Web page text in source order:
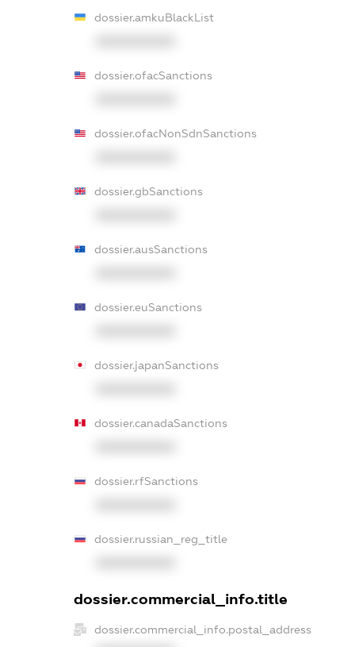
dossier.amkuBlackList
dossier.ofacSanctions
dossier.ofacNonSdnSanctions
dossier.gbSanctions
dossier.ausSanctions
dossier.euSanctions
dossier.japanSanctions
dossier.canadaSanctions
dossier.rfSanctions
dossier.russian_reg_title
dossier.commercial_info.title
dossier.commercial_info.postal_address